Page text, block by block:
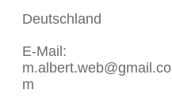
Deutschland
E-Mail:
m.albert.web@gmail.co
m